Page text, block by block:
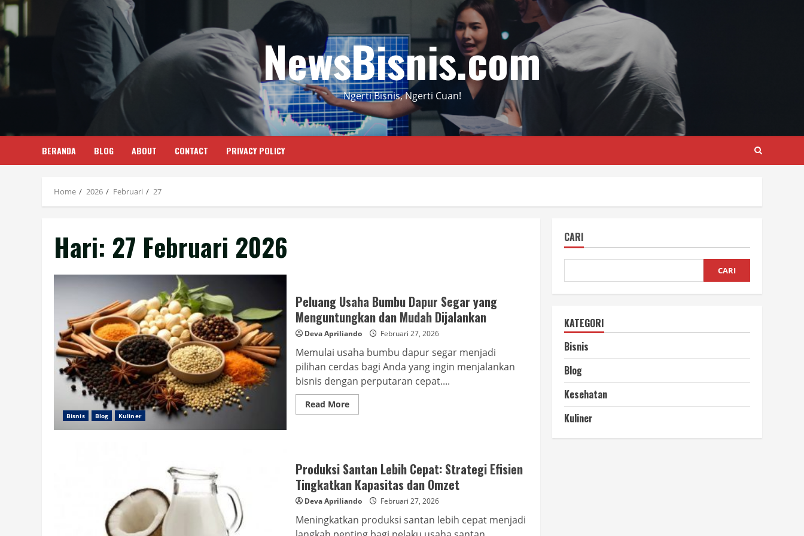
Skip
content
NewsBisnis.com
Ngerti Bisnis, Ngerti Cuan!
BERANDA BLOG ABOUT CONTACT PRIVACY POLICY
Home 2026 Februari 27
Hari: 27 Februari 2026
Bisnis Blog Kuliner
Peluang Usaha Bumbu Dapur Segar yang
Menguntungkan dan Mudah Dijalankan
Deva Apriliando Februari 27, 2026
Memulai usaha bumbu dapur segar menjadi
pilihan cerdas bagi Anda yang ingin menjalankan
bisnis dengan perputaran cepat....
Read MoreRead
more
yang
Menguntungkan
dan
Mudah
Dijalankan
Produksi Santan Lebih Cepat: Strategi Efisien
Tingkatkan Kapasitas dan Omzet
Deva Apriliando Februari 27, 2026
Meningkatkan produksi santan lebih cepat menjadi
CARI
CARI
KATEGORI
Bisnis
Blog
Kesehatan
Kuliner